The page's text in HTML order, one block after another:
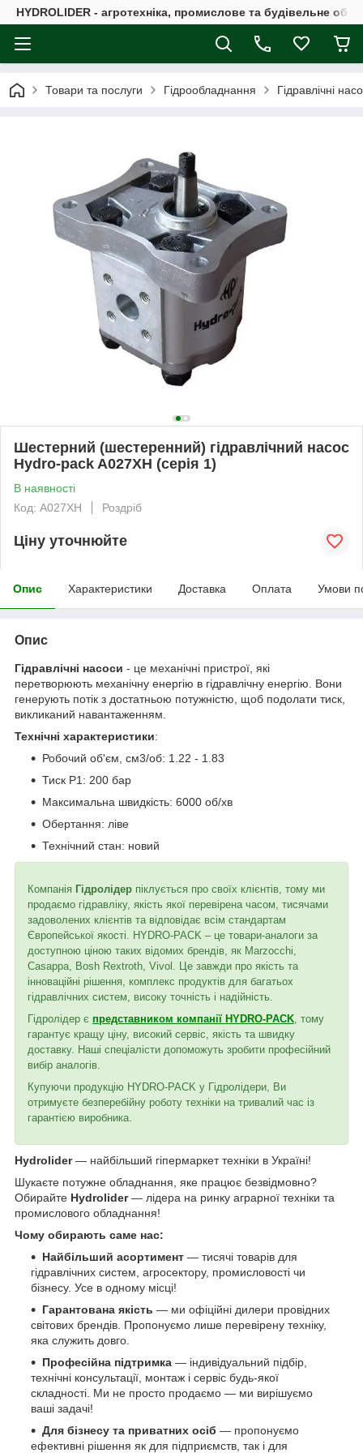
HYDROLIDER - агротехніка, промислове та будівельне
Товари та послуги Гідрообладнання Гідравлічні
Шестерний (шестеренний) гідравлічний насос
Hydro-pack A027XH (серія 1)
В наявності
Код: A027XH
Роздріб
Ціну уточнюйте
Опис Характеристики Доставка Оплата Умови
Опис
Гідравлічні насоси - це механічні пристрої, які
перетворюють механічну енергію в гідравлічну енергію. Вони
генерують потік з достатньою потужністю, щоб подолати тиск,
викликаний навантаженням.
Технічні характеристики:
Робочий об'єм, см3/об: 1.22 - 1.83
Тиск P1: 200 бар
Максимальна швидкість: 6000 об/хв
Обертання: ліве
Технічний стан: новий
Компанія Гідролідер піклується про своїх клієнтів, тому ми
продаємо гідравліку, якість якої перевірена часом, тисячами
задоволених клієнтів та відповідає всім стандартам
Європейської якості. HYDRO-PACK – це товари-аналоги за
доступною ціною таких відомих брендів, як Marzocchi,
Casappa, Bosh Rextroth, Vivol. Це завжди про якість та
інноваційні рішення, комплекс продуктів для багатьох
гідравлічних систем, високу точність і надійність.
Гідролідер є представником компанії HYDRO-PACK , тому
гарантує кращу ціну, високий сервіс, якість та швидку
доставку. Наші спеціалісти допоможуть зробити професійний
вибір аналогів.
Купуючи продукцію HYDRO-PACK у Гідролідери, Ви
отримуєте безперебійну роботу техніки на тривалий час із
гарантією виробника.
Hydrolider— найбільший гіпермаркет техніки в Україні!
Шукаєте потужне обладнання, яке працює безвідмовно?
Обирайте Hydrolider— лідера на ринку аграрної техніки та
промислового обладнання!
Чому обирають саме нас:
Найбільший асортимент — тисячі товарів для
гідравлічних систем, агросектору, промисловості чи
бізнесу. Усе в одному місці!
Гарантована якість — ми офіційні дилери провідних
світових брендів. Пропонуємо лише перевірену техніку,
яка служить довго.
Професійна підтримка — індивідуальний підбір,
технічні консультації, монтаж і сервіс будь-якої
складності. Ми не просто продаємо — ми вирішуємо
ваші задачі!
Для бізнесу та приватних осіб — пропонуємо
ефективні рішення як для підприємств, так і для